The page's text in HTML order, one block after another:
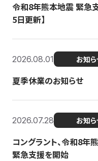
令和8年熊本地震 緊急
5日更新】
2026.08.01 お知ら
夏季休業のお知らせ
2026.07.28 お知ら
コングラント、令和8
緊急支援を開始